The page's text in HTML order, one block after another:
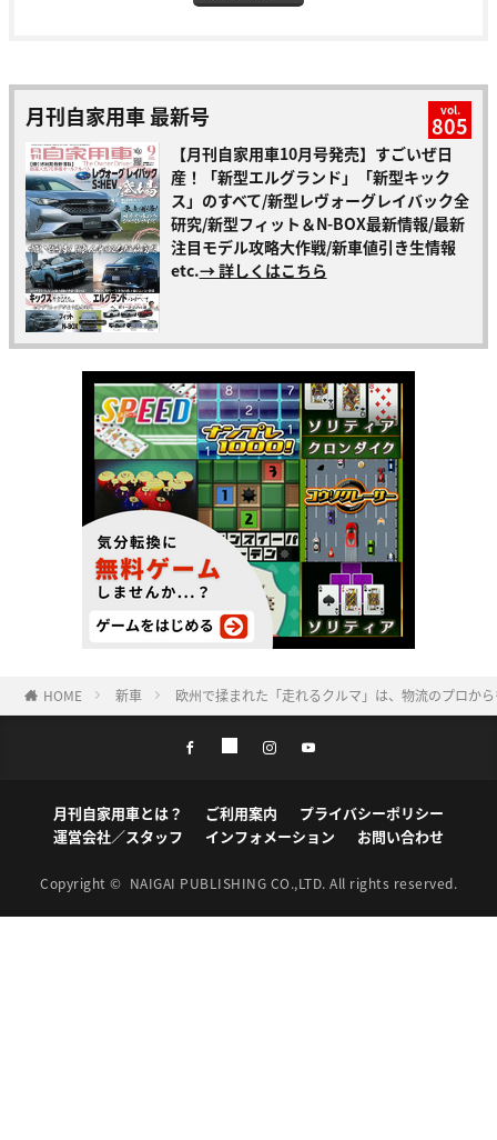
月刊自家用車 最新号 vol.
805
【月刊自家用車10月号発売】すごいぜ日
産！「新型エルグランド」「新型キック
ス」のすべて/新型レヴォーグレイバック全
研究/新型フィット＆N-BOX最新情報/最新
注目モデル攻略大作戦/新車値引き生情報
etc.→ 詳しくはこちら
HOME 新車 欧州で揉まれた「走れるクルマ」は、物流のプロか
月刊自家用車とは？ ご利用案内
プライバシーポリシー
運営会社／スタッフ
インフォメーション お問い合わせ
Copyright © NAIGAI PUBLISHING CO.,LTD. All rights reserved.